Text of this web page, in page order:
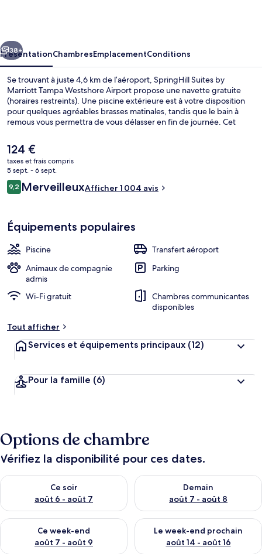
Tampa
Westshore
Airport
Suivant
38+
PrésentationChambresEmplacementConditions
Se trouvant à juste 4,6 km de l’aéroport, SpringHill Suites by
Marriott Tampa Westshore Airport propose une navette gratuite
(horaires restreints). Une piscine extérieure est à votre disposition
pour quelques agréables brasses matinales, tandis que le bain à
remous vous permettra de vous délasser en fin de journée. Cet
épicerie fine, tandis que, petit plus pratique, les chambres
bénéficient d'un canapé-lit et un réfrigérateur. Les autres voyageurs
ne disent que du bien en ce qui concerne le personnel attentionné.
Le
prix
actuel
est
de
124 €
taxes et frais compris
5 sept. - 6 sept.
Avis
voyageurs
9,29,2 sur 10
MerveilleuxAfficher 1 004 avis
Équipements populaires
Piscine
Transfert aéroport
Animaux de compagnie
admis
Parking
Wi-Fi gratuit
Chambres communicantes
disponibles
Tout afficher
Services et équipements principaux (12)
Pour la famille (6)
Options de chambre
Vérifiez la disponibilité pour ces dates.
Ce soir
août 6 - août 7
Vérifier la disponibilité pour ce soir août 6 - août 7
Demain
août 7 - août 8
Vérifier la disponibilité pour
Ce week-end
août 7 - août 9
Vérifier la disponibilité pour ce week-end août 7 - août 9
Le week-end prochain
août 14 - août 16
Vérifier la disponibilité pour